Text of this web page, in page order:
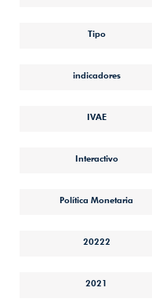
Tipo
indicadores
IVAE
Interactivo
Política Monetaria
20222
2021